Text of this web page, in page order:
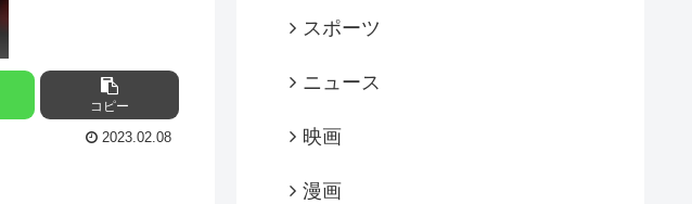
コピー
2023.02.08
スポーツ
ニュース
映画
漫画